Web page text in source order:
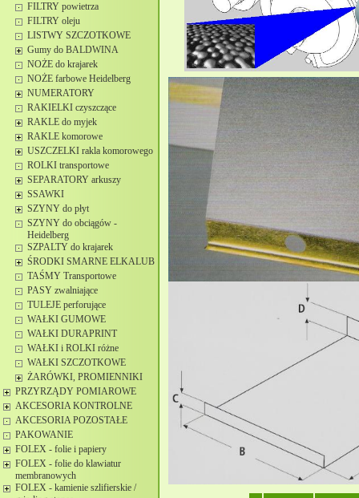
FILTRY powietrza
FILTRY oleju
LISTWY SZCZOTKOWE
Gumy do BALDWINA
NOŻE do krajarek
NOŻE farbowe Heidelberg
NUMERATORY
RAKIELKI czyszczące
RAKLE do myjek
RAKLE komorowe
USZCZELKI rakla komorowego
ROLKI transportowe
SEPARATORY arkuszy
SSAWKI
SZYNY do płyt
SZYNY do obciągów -
Heidelberg
SZPALTY do krajarek
ŚRODKI SMARNE ELKALUB
TAŚMY Transportowe
PASY zwalniające
TULEJE perforujące
WAŁKI GUMOWE
WAŁKI DURAPRINT
WAŁKI i ROLKI różne
WAŁKI SZCZOTKOWE
ŻARÓWKI, PROMIENNIKI
PRZYRZĄDY POMIAROWE
AKCESORIA KONTROLNE
AKCESORIA POZOSTAŁE
PAKOWANIE
FOLEX - folie i papiery
FOLEX - folie do klawiatur
membranowych
FOLEX - kamienie szlifierskie /